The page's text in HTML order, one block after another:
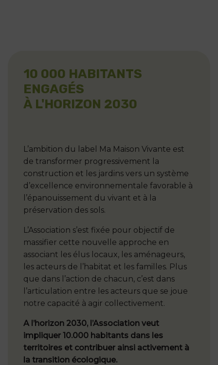
10 000 HABITANTS
ENGAGÉS
À L'HORIZON 2030
L’ambition du label Ma Maison Vivante est
de transformer progressivement la
construction et les jardins vers un système
d’excellence environnementale favorable à
l’épanouissement du vivant et à la
préservation des sols.
L’Association s’est fixée pour objectif de
massifier cette nouvelle approche en
associant les élus locaux, les aménageurs,
les acteurs de l’habitat et les familles. Plus
que dans l’action de chacun, c’est dans
l’articulation entre les acteurs que se joue
notre capacité à agir collectivement.
A l’horizon 2030, l’Association veut
impliquer 10.000 habitants dans les
territoires et contribuer ainsi activement à
la transition écologique.